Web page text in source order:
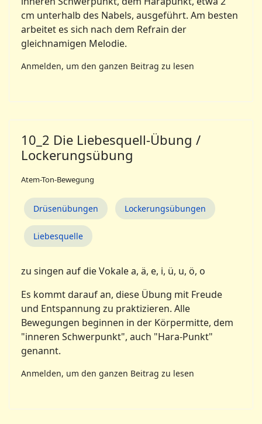
cm unterhalb des Nabels, ausgeführt. Am besten
arbeitet es sich nach dem Refrain der
gleichnamigen Melodie.
Anmelden, um den ganzen Beitrag zu lesen
10_2 Die Liebesquell-Übung /
Lockerungsübung
Atem-Ton-Bewegung
Drüsenübungen Lockerungsübungen
Liebesquelle
zu singen auf die Vokale a, ä, e, i, ü, u, ö, o
Es kommt darauf an, diese Übung mit Freude
und Entspannung zu praktizieren. Alle
Bewegungen beginnen in der Körpermitte, dem
"inneren Schwerpunkt", auch "Hara-Punkt"
genannt.
Anmelden, um den ganzen Beitrag zu lesen